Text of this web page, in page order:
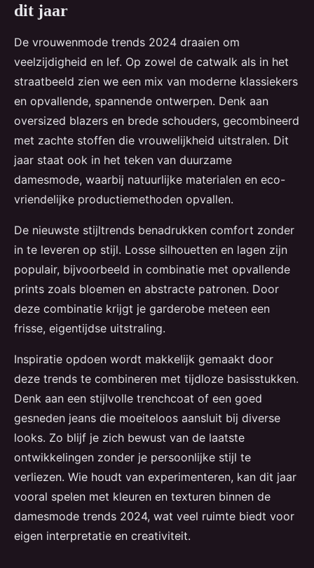
dit jaar
De vrouwenmode trends 2024 draaien om
veelzijdigheid en lef. Op zowel de catwalk als in het
straatbeeld zien we een mix van moderne klassiekers
en opvallende, spannende ontwerpen. Denk aan
oversized blazers en brede schouders, gecombineerd
met zachte stoffen die vrouwelijkheid uitstralen. Dit
jaar staat ook in het teken van duurzame
damesmode, waarbij natuurlijke materialen en eco-
vriendelijke productiemethoden opvallen.
De nieuwste stijltrends benadrukken comfort zonder
in te leveren op stijl. Losse silhouetten en lagen zijn
populair, bijvoorbeeld in combinatie met opvallende
prints zoals bloemen en abstracte patronen. Door
deze combinatie krijgt je garderobe meteen een
frisse, eigentijdse uitstraling.
Inspiratie opdoen wordt makkelijk gemaakt door
deze trends te combineren met tijdloze basisstukken.
Denk aan een stijlvolle trenchcoat of een goed
gesneden jeans die moeiteloos aansluit bij diverse
looks. Zo blijf je zich bewust van de laatste
ontwikkelingen zonder je persoonlijke stijl te
verliezen. Wie houdt van experimenteren, kan dit jaar
vooral spelen met kleuren en texturen binnen de
damesmode trends 2024, wat veel ruimte biedt voor
eigen interpretatie en creativiteit.